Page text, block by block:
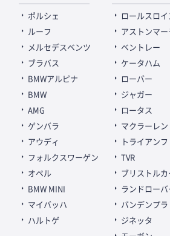
ポルシェ
ルーフ
メルセデスベンツ
ブラバス
BMWアルピナ
BMW
AMG
ゲンバラ
アウディ
フォルクスワーゲン
オペル
BMW MINI
マイバッハ
ハルトゲ
ロールスロイ
アストンマ
ベントレー
ケータハム
ローバー
ジャガー
ロータス
マクラーレン
トライアンフ
TVR
ブリストル
ランドローバ
バンデンプラ
ジネッタ